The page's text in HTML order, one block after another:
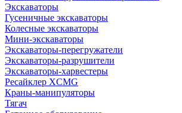
Экскаваторы
Гусеничные экскаваторы
Колесные экскаваторы
Мини-экскаваторы
Экскаваторы-перегружатели
Экскаваторы-разрушители
Экскаваторы-харвестеры
Ресайклер XCMG
Краны-манипуляторы
Тягач